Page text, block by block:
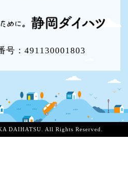
号：491130001803
DAIHATSU. All Rights Reserved.